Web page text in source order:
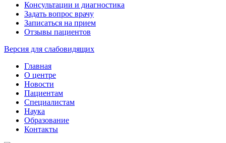
Консультации и диагностика
Задать вопрос врачу
Записаться на прием
Отзывы пациентов
Версия для слабовидящих
Главная
О центре
Новости
Пациентам
Специалистам
Наука
Образование
Контакты